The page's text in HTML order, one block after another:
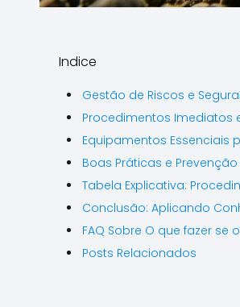
Indice
Gestão de Riscos e
Procedimentos Imediatos
Equipamentos Essenciais
Boas Práticas e
Tabela Explicativa:
Conclusão: Aplicando
FAQ Sobre O que fazer
Posts Relacionados